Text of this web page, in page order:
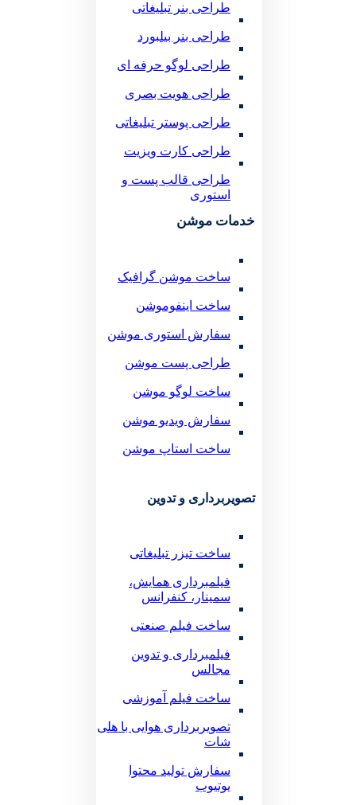
طراحی بنر تبلیغاتی
طراحی بنر بیلبورد
طراحی لوگو حرفه ای
طراحی هویت بصری
طراحی پوستر تبلیغاتی
طراحی کارت ویزیت
طراحی قالب پست و
استوری
خدمات موشن
ساخت موشن گرافیک
ساخت اینفوموشن
سفارش استوری موشن
طراحی پست موشن
ساخت لوگو موشن
سفارش ویدیو موشن
ساخت استاپ موشن
تصویربرداری و تدوین
ساخت تیزر تبلیغاتی
فیلمبرداری همایش،
سمینار، کنفرانس
ساخت فیلم صنعتی
فیلمبرداری و تدوین
مجالس
ساخت فیلم آموزشی
تصویربرداری هوایی با هلی
شات
سفارش تولید محتوا
یوتیوب